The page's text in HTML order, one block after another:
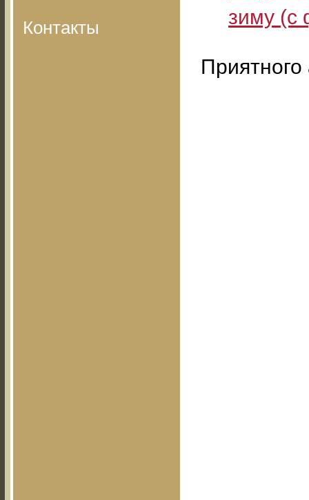
Контакты
зиму (с
Приятного